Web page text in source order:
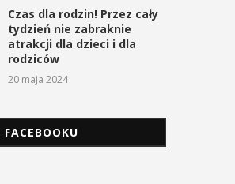
Czas dla rodzin! Przez cały
tydzień nie zabraknie
atrakcji dla dzieci i dla
rodziców
20 maja 2024